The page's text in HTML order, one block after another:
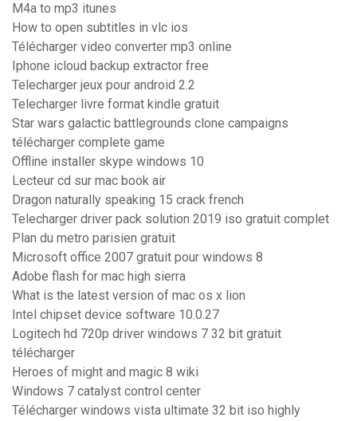
M4a to mp3 itunes
How to open subtitles in vlc ios
Télécharger video converter mp3 online
Iphone icloud backup extractor free
Telecharger jeux pour android 2.2
Telecharger livre format kindle gratuit
Star wars galactic battlegrounds clone campaigns
télécharger complete game
Offline installer skype windows 10
Lecteur cd sur mac book air
Dragon naturally speaking 15 crack french
Telecharger driver pack solution 2019 iso gratuit complet
Plan du metro parisien gratuit
Microsoft office 2007 gratuit pour windows 8
Adobe flash for mac high sierra
What is the latest version of mac os x lion
Intel chipset device software 10.0.27
Logitech hd 720p driver windows 7 32 bit gratuit
télécharger
Heroes of might and magic 8 wiki
Windows 7 catalyst control center
Télécharger windows vista ultimate 32 bit iso highly